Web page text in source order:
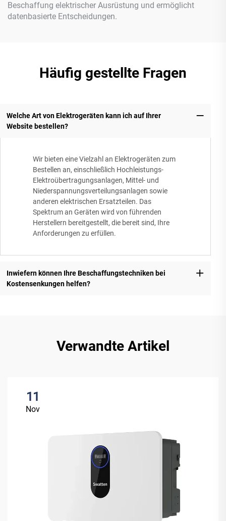
Beschaffung elektrischer Ausrüstung und ermöglicht
datenbasierte Entscheidungen.
Häufig gestellte Fragen
Welche Art von Elektrogeräten kann ich auf Ihrer
Website bestellen?
Wir bieten eine Vielzahl an Elektrogeräten zum
Bestellen an, einschließlich Hochleistungs-
Elektroübertragungsanlagen, Mittel- und
Niederspannungsverteilungsanlagen sowie
anderen elektrischen Ersatzteilen. Das
Spektrum an Geräten wird von führenden
Herstellern bereitgestellt, die bereit sind, Ihre
Anforderungen zu erfüllen.
Inwiefern können Ihre Beschaffungstechniken bei
Kostensenkungen helfen?
Verwandte Artikel
11
Nov